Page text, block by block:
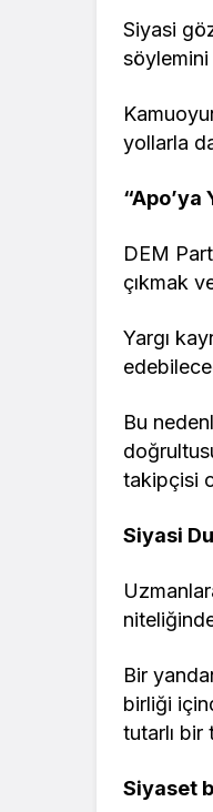
Siyasi
yollarla
“Apo’ya
DEM
çıkmak
Yargı
Bu
takipçisi
Siyasi
Bir
birliği
tutarlı bir
Siyaset